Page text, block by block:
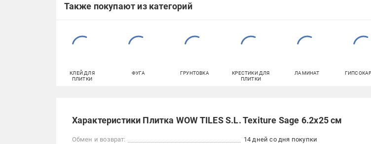
Также покупают из категорий
КЛЕЙ ДЛЯ
ПЛИТКИ
ФУГА ГРУНТОВКА
КРЕСТИКИ ДЛЯ
ПЛИТКИ
ЛАМИНАТ
Характеристики Плитка WOW TILES S.L. Texiture Sage 6.2x25 см
Обмен и возврат: 14 дней со дня покупки